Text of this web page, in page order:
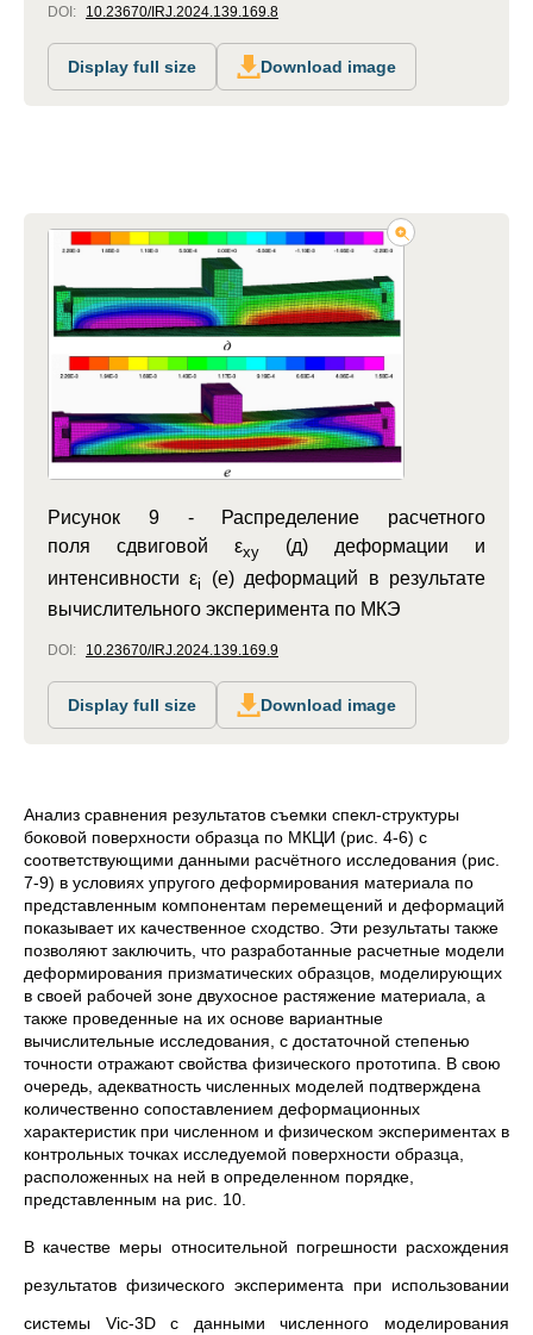
DOI: 10.23670/IRJ.2024.139.169.8
Display full size Download image
Рисунок 9 -
Распределение расчетного
поля сдвиговой εxy (д) деформации и
интенсивности εi
(е) деформаций в результате
вычислительного эксперимента по МКЭ
DOI: 10.23670/IRJ.2024.139.169.9
Display full size Download image
Анализ сравнения результатов съемки спекл-структуры
боковой поверхности образца по МКЦИ (рис. 4-6) с
соответствующими данными расчётного исследования (рис.
7-9) в условиях упругого деформирования материала по
представленным компонентам перемещений и деформаций
показывает их качественное сходство. Эти результаты также
позволяют заключить, что разработанные расчетные модели
деформирования призматических образцов, моделирующих
в своей рабочей зоне двухосное растяжение материала, а
также проведенные на их основе вариантные
вычислительные исследования, с достаточной степенью
точности отражают свойства физического прототипа. В свою
очередь, адекватность численных моделей подтверждена
количественно сопоставлением деформационных
характеристик при численном и физическом экспериментах в
контрольных точках исследуемой поверхности образца,
расположенных на ней в определенном порядке,
представленным на рис. 10.
В качестве меры относительной погрешности расхождения
результатов физического эксперимента при использовании
системы Vic-3D с данными численного моделирования